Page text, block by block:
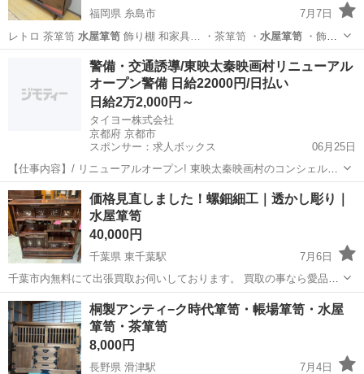
福岡県 糸島市
7月7日
レトロ 茶箪笥 水屋箪笥 飾り棚 和家具… ・茶箪笥 ・ 水屋箪笥・飾り
棚 …
糸島市 収納家具
警備・交通誘導/東映太秦映画村リニューアル
オープン警備 日給22000円/日払い
日給2万2,000円～
タイヨー株式会社
京都府 京都市
スポンサー：求人ボックス
06月25日
【仕事内容】/ リニューアルオープン! 東映太秦映画村のコンシェルジ
ュ! お仕事内容 リニューアルオープンする東映太秦映画村での 警備ス
タッフをお願いします! 目指せ!「おもてなし」のできる警備員! 具体的
には…? ・出入管理業務...
アルバイト・パート
価格見直しました！螺鈿細工｜透かし彫り｜
水屋箪笥
40,000円
千葉県 東千葉駅
7月6日
千葉市内無料にて出張買取お伺いしております。 買取の事なら愛品館
千葉店へ。 最下段に隠し扉に引き出しがあります。 和家具の渋さとは
違う、螺鈿細工のオシャレさがあります。 小傷、使用感有ります。
※2026年4月...
千葉 千葉市 東千葉駅 収納家具 螺鈿
桐製アンティ−ク時代箪笥・帳場箪笥・水屋
箪笥・茶箪笥
8,000円
長野県 滑津駅
7月4日